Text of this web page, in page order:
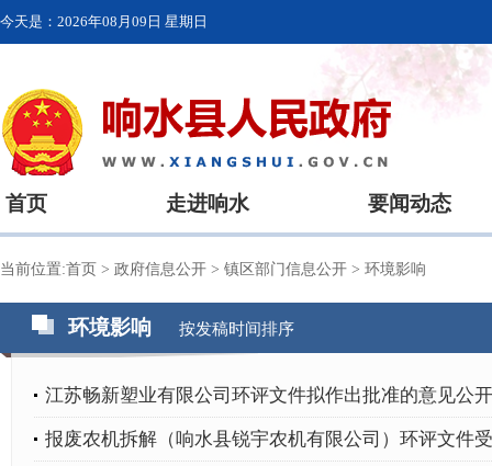
今天是： 2026年08月09日 星期日
首页 走进响水 要闻动态
当前位置:首页 > 政府信息公开 > 镇区部门信息公开 > 环境影响
环境影响 按发稿时间排序
江苏畅新塑业有限公司环评文件拟作出批准的意见公开
报废农机拆解（响水县锐宇农机有限公司）环评文件